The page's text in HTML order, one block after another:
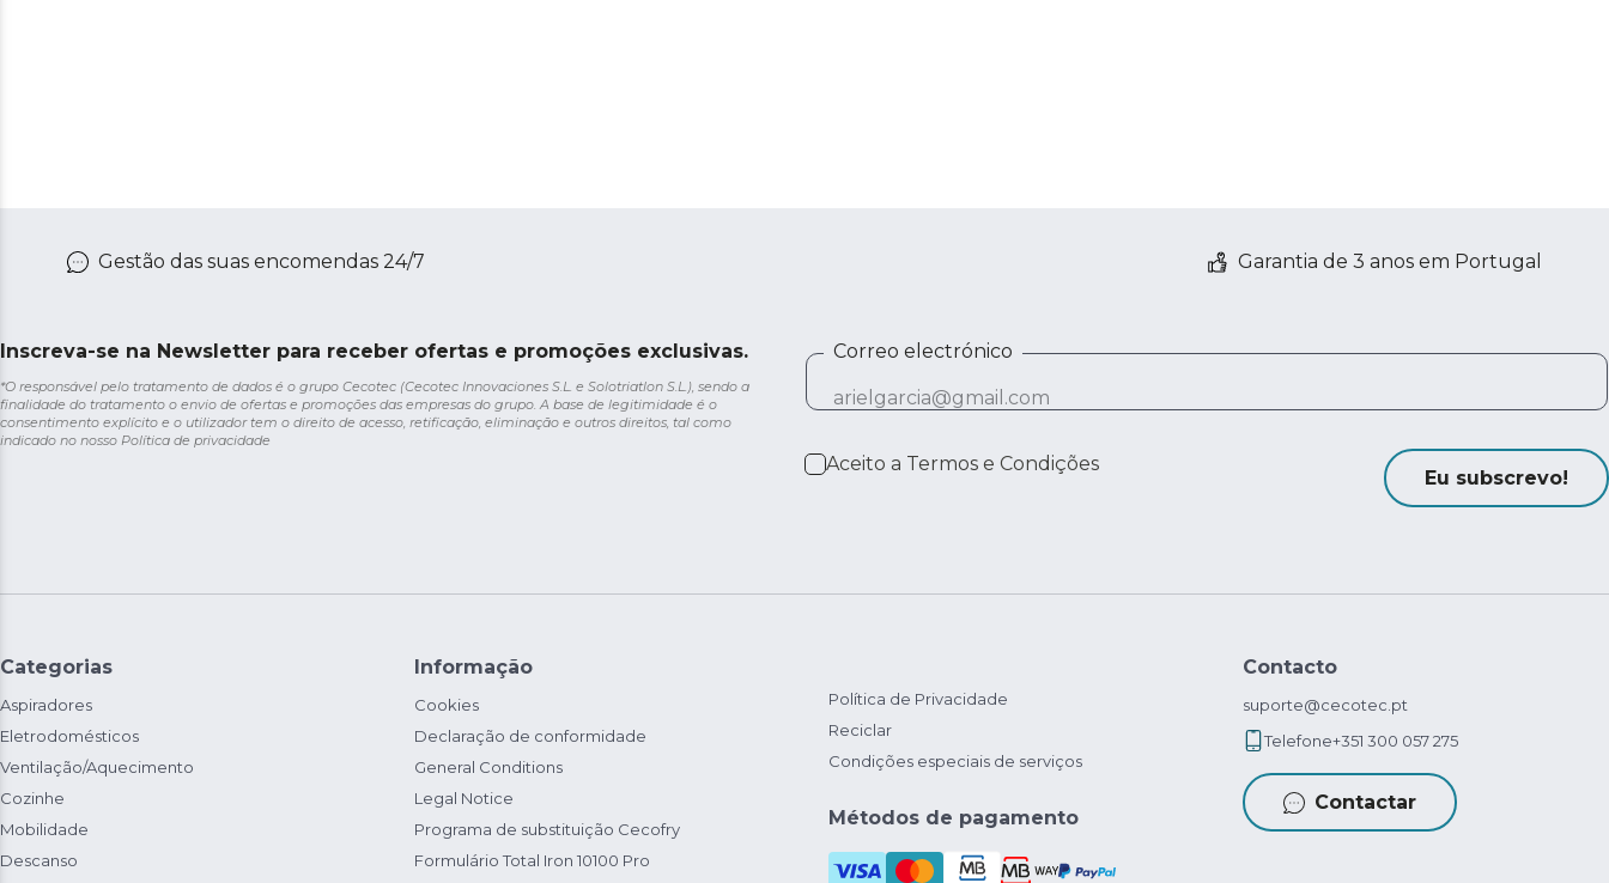
Gestão das suas encomendas 24/7 Garantia de 3 anos em Portugal
Inscreva-se na Newsletter para receber ofertas e promoções exclusivas.
*O responsável pelo tratamento de dados é o grupo Cecotec (Cecotec Innovaciones S.L. e Solotriatlon S.L.), sendo a
finalidade do tratamento o envio de ofertas e promoções das empresas do grupo. A base de legitimidade é o
consentimento explícito e o utilizador tem o direito de acesso, retificação, eliminação e outros direitos, tal como
indicado no nosso Política de privacidade
Correo electrónico
Aceito a Termos e Condições
Eu subscrevo!
Categorias
Aspiradores
Eletrodomésticos
Ventilação/Aquecimento
Cozinhe
Mobilidade
Descanso
Informação
Cookies
Declaração de conformidade
General Conditions
Legal Notice
Programa de substituição Cecofry
Formulário Total Iron 10100 Pro
Política de Privacidade
Reciclar
Condições especiais de serviços
Métodos de pagamento
Contacto
suporte@cecotec.pt
Telefone+351 300 057 275
Contactar